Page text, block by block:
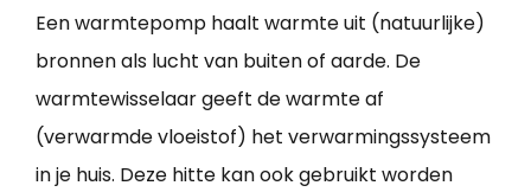
Een warmtepomp haalt warmte uit (natuurlijke)
bronnen als lucht van buiten of aarde. De
warmtewisselaar geeft de warmte af
(verwarmde vloeistof) het verwarmingssysteem
in je huis. Deze hitte kan ook gebruikt worden